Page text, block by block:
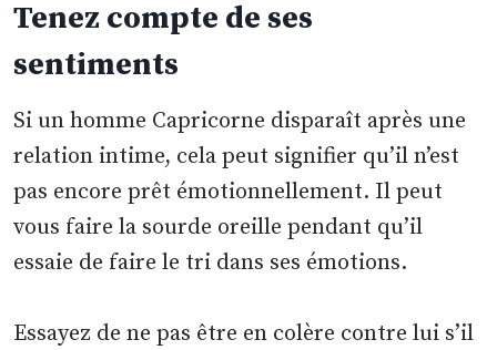
Tenez compte de ses
sentiments
Si un homme Capricorne disparaît après une
relation intime, cela peut signifier qu’il n’est
pas encore prêt émotionnellement. Il peut
vous faire la sourde oreille pendant qu’il
essaie de faire le tri dans ses émotions.
Essayez de ne pas être en colère contre lui s’il